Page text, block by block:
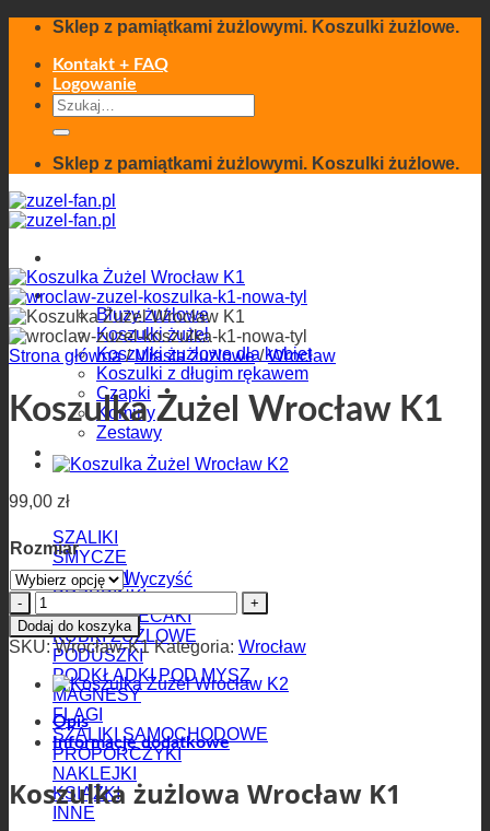
Skip
content
Sklep z pamiątkami żużlowymi. Koszulki żużlowe.
Kontakt + FAQ
Logowanie
Szukaj:
Sklep z pamiątkami żużlowymi. Koszulki żużlowe.
Odzież
Bluzy żużlowe
Koszulki żużel
Koszulki żużlowe dla kobiet
Koszulki z długim rękawem
Czapki
Kominy
Zestawy
Pamiątki żużlowe
SZALIKI
SMYCZE
BRELOKI
PRZYPINKI
WORKI/PLECAKI
KUBKI ŻUŻLOWE
PODUSZKI
PODKŁADKI POD MYSZ
MAGNESY
FLAGI
SZALIKI SAMOCHODOWE
PROPORCZYKI
NAKLEJKI
KSIĄŻKI
INNE
Strona główna / Miasta żużlowe / Wrocław
Koszulka Żużel Wrocław K1
99,00 zł
Rozmiar
Wyczyść
ilość
Koszulka
Żużel
Wrocław
K1
Dodaj do koszyka
SKU:Wrocław-K1 Kategoria: Wrocław
Opis
Informacje dodatkowe
Koszulka żużlowa Wrocław K1